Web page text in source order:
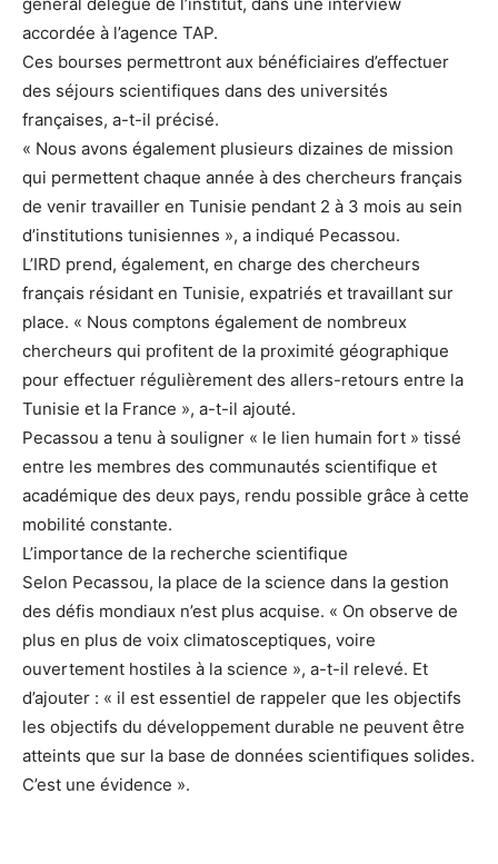
accordée à l’agence TAP.
Ces bourses permettront aux bénéficiaires d’effectuer
des séjours scientifiques dans des universités
françaises, a-t-il précisé.
« Nous avons également plusieurs dizaines de mission
qui permettent chaque année à des chercheurs français
de venir travailler en Tunisie pendant 2 à 3 mois au sein
d’institutions tunisiennes », a indiqué Pecassou.
L’IRD prend, également, en charge des chercheurs
français résidant en Tunisie, expatriés et travaillant sur
place. « Nous comptons également de nombreux
chercheurs qui profitent de la proximité géographique
pour effectuer régulièrement des allers-retours entre la
Tunisie et la France », a-t-il ajouté.
Pecassou a tenu à souligner « le lien humain fort » tissé
entre les membres des communautés scientifique et
académique des deux pays, rendu possible grâce à cette
mobilité constante.
L’importance de la recherche scientifique
Selon Pecassou, la place de la science dans la gestion
des défis mondiaux n’est plus acquise. « On observe de
plus en plus de voix climatosceptiques, voire
ouvertement hostiles à la science », a-t-il relevé. Et
d’ajouter : « il est essentiel de rappeler que les objectifs
les objectifs du développement durable ne peuvent être
atteints que sur la base de données scientifiques solides.
C’est une évidence ».